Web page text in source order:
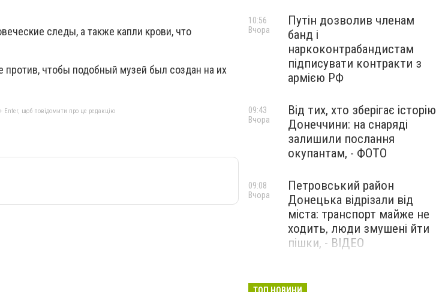
следы, а также капли крови, что
против, чтобы подобный музей был создан на их
Enter, щоб повідомити про це редакцію
Путін дозволив членам
банд і
наркоконтрабандистам
підписувати контракти з
армією РФ
10:56
Вчора
Від тих, хто зберігає історію
Донеччини: на снаряді
залишили послання
окупантам, - ФОТО
09:43
Вчора
Петровський район
Донецька відрізали від
міста: транспорт майже не
ходить, люди змушені йти
пішки, - ВІДЕО
09:08
Вчора
Вчора